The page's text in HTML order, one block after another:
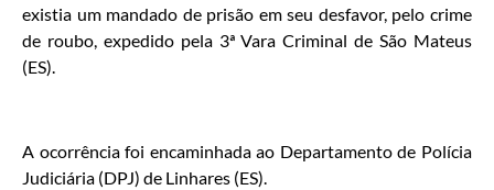
existia um mandado de prisão em seu desfavor, pelo crime
de roubo, expedido pela 3ª Vara Criminal de São Mateus
(ES).
A ocorrência foi encaminhada ao Departamento de Polícia
Judiciária (DPJ) de Linhares (ES).